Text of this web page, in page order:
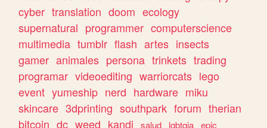
cyber translation doom ecology
supernatural programmer computerscience
multimedia tumblr flash artes insects
gamer animales persona trinkets trading
programar videoediting warriorcats lego
event yumeship nerd hardware miku
skincare 3dprinting southpark forum therian
bitcoin dc weed kandi salud lgbtqia epic